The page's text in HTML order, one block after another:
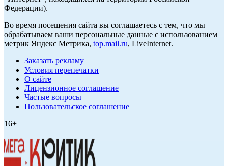
Федерации).
Во время посещения сайта вы соглашаетесь с тем, что мы
обрабатываем ваши персональные данные с использованием
метрик Яндекс Метрика, top.mail.ru, LiveInternet.
Заказать рекламу
Условия перепечатки
О сайте
Лицензионное соглашение
Частые вопросы
Пользовательское соглашение
16+